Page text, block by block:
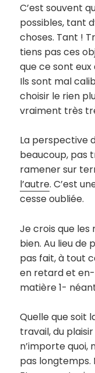
C’est souvent
possibles, tant
choses. Tant !
tiens pas ces
que ce sont
Ils sont mal
choisir le rien
vraiment très
La perspective
beaucoup, pas
ramener sur
l’autre. C’est
cesse oubliée.
Je crois que les
bien. Au lieu de
pas fait, à tout
en retard et en-
matière 1-
Quelle que soit
travail, du
n’importe
pas longtemps.